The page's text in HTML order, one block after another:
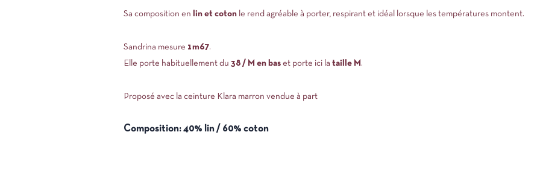
Sa composition en lin et cotonle rend agréable à porter, respirant et idéal lorsque les températures montent.
Sandrina mesure 1m67.
Elle porte habituellement du 38 / M en baset porte ici la taille M .
Proposé avec la ceinture Klara marron vendue à part
Composition: 40% lin / 60% coton